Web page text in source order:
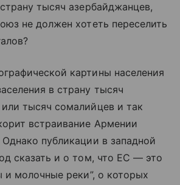
тысяч азербайджанцев,
не должен хотеть переселить
картины населения
в страну тысяч
тысяч сомалийцев и так
встраивание Армении
публикации в западной
сказать и о том, что ЕС — это
и молочные реки”, о которых